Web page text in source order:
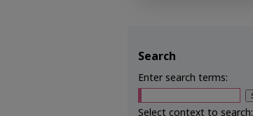
Search
Enter search terms:
Select context to search: